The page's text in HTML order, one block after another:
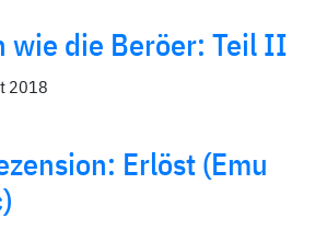
wie die Beröer: Teil II
2018
Erlöst (Emu